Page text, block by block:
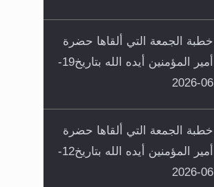
خطبة الجمعة التي ألقاها حضرة
أمير المؤمنين أيده الله بتاريخ19-
06-2026
خطبة الجمعة التي ألقاها حضرة
أمير المؤمنين أيده الله بتاريخ12-
06-2026